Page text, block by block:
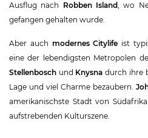
Ausflug nach Robben Island, wo
gefangen gehalten wurde.
Aber auch modernes Citylife ist
eine der lebendigsten Metropolen
Stellenbosch und Knysna durch ihre
Lage und viel Charme bezaubern.
amerikanischste Stadt von
aufstrebenden Kulturszene.